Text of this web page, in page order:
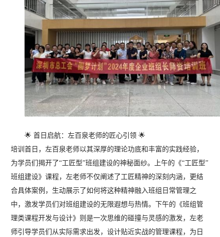
🌟 首日启航：左百泉老师的匠心引领 🌟
培训首日，左百泉老师以其深厚的理论功底和丰富的实践经验，
为学员们揭开了“工匠型”班组建设的神秘面纱。上午的《“工匠型”
班组建设》课程，左老师不仅阐述了工匠精神的深刻内涵，更结
合具体案例，生动展示了如何将这种精神融入班组日常管理之
中，激发学员们对班组建设的无限遐想与热情。下午的《班组管
理类课程开发与设计》则是一次思维的碰撞与灵感的激发，左老
师引导学员们从实际需求出发，设计贴近实战的管理课程，为日